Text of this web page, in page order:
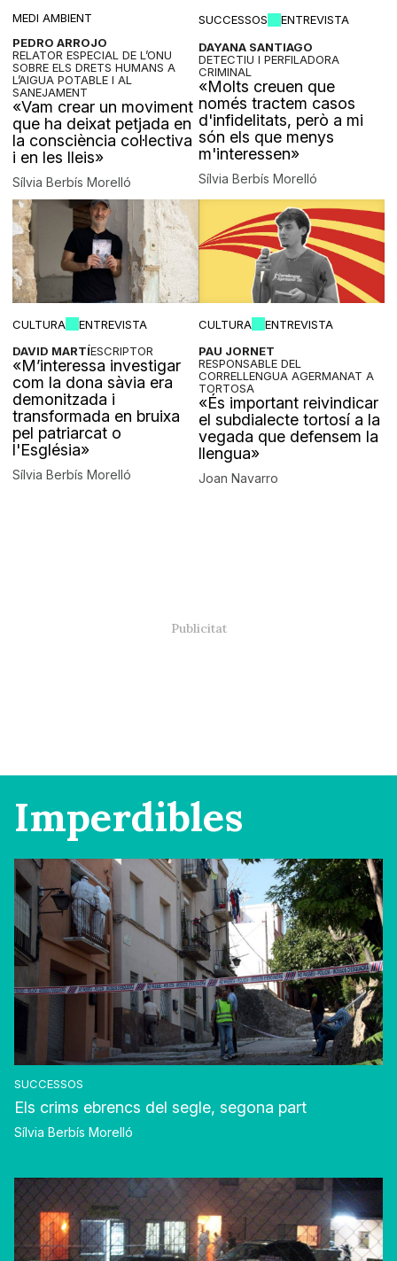
MEDI AMBIENT
PEDRO ARROJO
RELATOR ESPECIAL DE L’ONU
SOBRE ELS DRETS HUMANS A
L’AIGUA POTABLE I AL
SANEJAMENT
«Vam crear un moviment
que ha deixat petjada en
la consciència col·lectiva
i en les lleis»
Sílvia Berbís Morelló
SUCCESSOS
ENTREVISTA
DAYANA SANTIAGO
DETECTIU I PERFILADORA
CRIMINAL
«Molts creuen que
només tractem casos
d'infidelitats, però a mi
són els que menys
m'interessen»
Sílvia Berbís Morelló
CULTURA
ENTREVISTA
DAVID MARTÍESCRIPTOR
«M’interessa investigar
com la dona sàvia era
demonitzada i
transformada en bruixa
pel patriarcat o
l'Església»
Sílvia Berbís Morelló
CULTURA
ENTREVISTA
PAU JORNET
RESPONSABLE DEL
CORRELLENGUA AGERMANAT A
TORTOSA
«És important reivindicar
el subdialecte tortosí a la
vegada que defensem la
llengua»
Joan Navarro
Imperdibles
SUCCESSOS
Els crims ebrencs del segle, segona part
Sílvia Berbís Morelló